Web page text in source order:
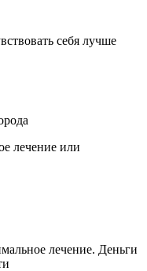
себя лучше
лечение или
лечение. Деньги